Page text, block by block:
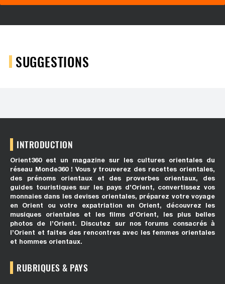
SUGGESTIONS
INTRODUCTION
Orient360 est un magazine sur les cultures orientales du
réseau Monde360 ! Vous y trouverez des recettes orientales,
des prénoms orientaux et des proverbes orientaux, des
guides touristiques sur les pays d’Orient, convertissez vos
monnaies dans les devises orientales, préparez votre voyage
en Orient ou votre expatriation en Orient, découvrez les
musiques orientales et les films d’Orient, les plus belles
photos de l’Orient. Discutez sur nos forums consacrés à
l’Orient et faites des rencontres avec les femmes orientales
et hommes orientaux.
RUBRIQUES & PAYS